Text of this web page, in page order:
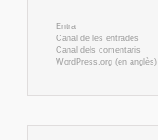
Entra
Canal de les entrades
Canal dels comentaris
WordPress.org (en anglès)